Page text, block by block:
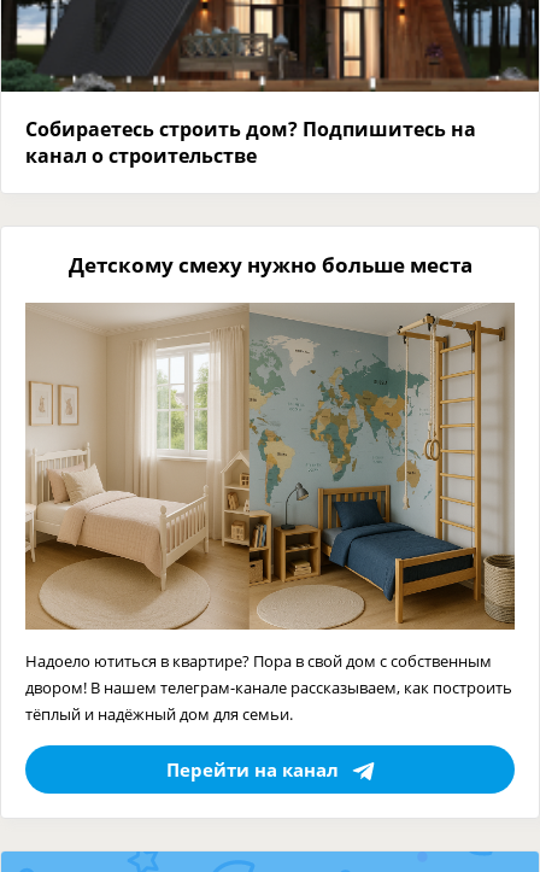
Собираетесь строить дом? Подпишитесь на
канал о строительстве
Детскому смеху нужно больше места
Надоело ютиться в квартире? Пора в свой дом с собственным
двором! В нашем телеграм-канале рассказываем, как построить
тёплый и надёжный дом для семьи.
Перейти на канал